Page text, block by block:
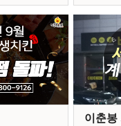
이춘봉